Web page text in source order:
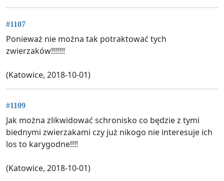
#1107
Ponieważ nie można tak potraktować tych
zwierzaków!!!!!!!
(Katowice, 2018-10-01)
#1109
Jak można zlikwidować schronisko co będzie z tymi
biednymi zwierzakami czy już nikogo nie interesuje ich
los to karygodne!!!!
(Katowice, 2018-10-01)